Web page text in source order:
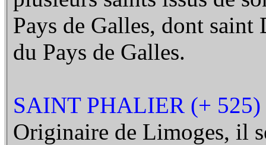
Pays de Galles, dont
du Pays de Galles.
SAINT PHALIER (+ 525)
Originaire de Limoges, il